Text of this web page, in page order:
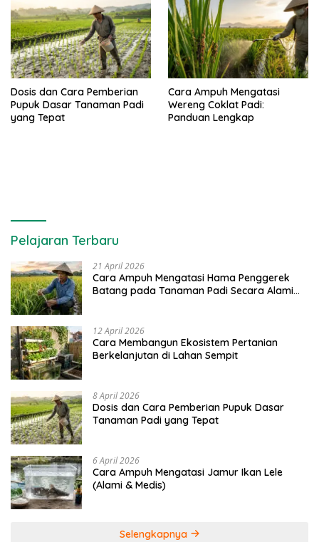
Dosis dan Cara Pemberian
Pupuk Dasar Tanaman Padi
yang Tepat
Cara Ampuh Mengatasi
Wereng Coklat Padi:
Panduan Lengkap
Pelajaran Terbaru
21 April 2026
Cara Ampuh Mengatasi Hama Penggerek
Batang pada Tanaman Padi Secara Alami
12 April 2026
Cara Membangun Ekosistem Pertanian
Berkelanjutan di Lahan Sempit
8 April 2026
Dosis dan Cara Pemberian Pupuk Dasar
Tanaman Padi yang Tepat
6 April 2026
Cara Ampuh Mengatasi Jamur Ikan Lele
(Alami & Medis)
Selengkapnya